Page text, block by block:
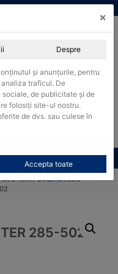
sistemul SEAP / SICAP
CAUTARE
CONTACT
Kern/Dinamometre
285-502
×
Despre
și anunțurile, pentru
traficul. De
de publicitate și de
folosiți site-ul nostru.
de dvs. sau culese în
Accepta toate